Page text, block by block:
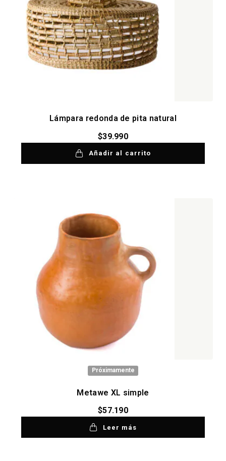
Lámpara redonda de pita natural
$39.990
Añadir al carrito
Próximamente
Metawe XL simple
$57.190
Leer más